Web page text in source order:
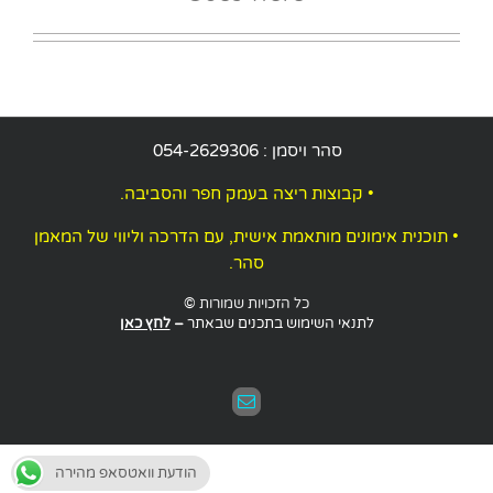
סהר ויסמן : 054-2629306
• קבוצות ריצה בעמק חפר והסביבה.
• תוכנית אימונים מותאמת אישית, עם הדרכה וליווי של המאמן
סהר.
כל הזכויות שמורות ©
לתנאי השימוש בתכנים שבאתר–לחץ כאן
כתובת
אלקטרוני
הודעת וואטסאפ מהירה